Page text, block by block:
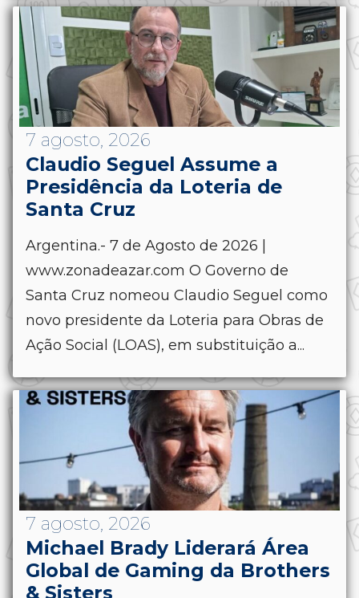
7 agosto, 2026
Claudio Seguel Assume a
Presidência da Loteria de
Santa Cruz
Argentina.- 7 de Agosto de 2026 |
www.zonadeazar.com O Governo de
Santa Cruz nomeou Claudio Seguel como
novo presidente da Loteria para Obras de
Ação Social (LOAS), em substituição a...
7 agosto, 2026
Michael Brady Liderará Área
Global de Gaming da Brothers
& Sisters